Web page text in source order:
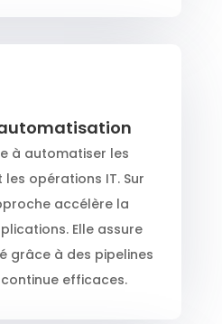
à automatiser les
opérations IT. Sur
accélère la
Elle assure
grâce à des pipelines
efficaces.